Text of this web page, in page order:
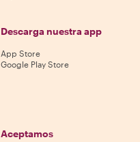
Descarga nuestra app
App Store
Google Play Store
Aceptamos